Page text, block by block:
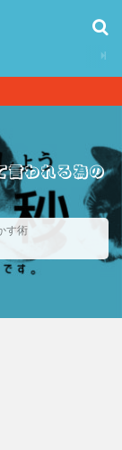
言われる為の
す術